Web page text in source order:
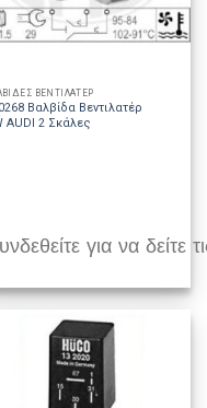
ΒΕΝΤΙΛΑΤΕΡ
Βαλβίδα Βεντιλατέρ
AUDI 2 Σκάλες
για να δείτε